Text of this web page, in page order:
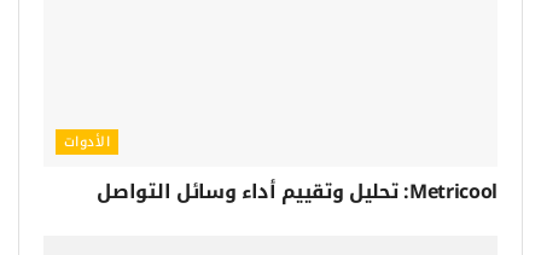
الأدوات
Metricool: تحليل وتقييم أداء وسائل التواصل